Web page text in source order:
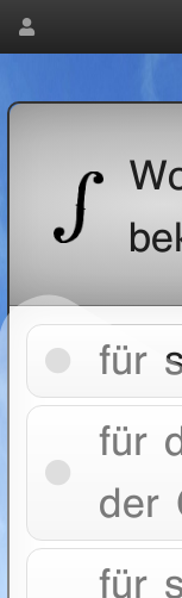
für
für
der
für